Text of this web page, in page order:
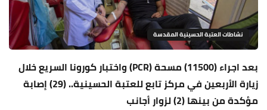
نشاطات العتبة الحسينية المقدسة
بعد اجراء (11500) مسحة (PCR) واختبار كورونا السريع خلال
زيارة الأربعين في مركز تابع للعتبة الحسينية.. (29) إصابة
مؤكدة من بينها (2) لزوار أجانب